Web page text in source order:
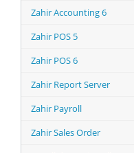
Zahir Accounting 6
Zahir POS 5
Zahir POS 6
Zahir Report Server
Zahir Payroll
Zahir Sales Order